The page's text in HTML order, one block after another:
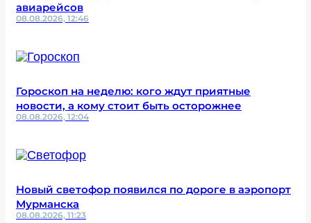
авиарейсов
08.08.2026, 12:46
Гороскоп на неделю: кого ждут приятные
новости, а кому стоит быть осторожнее
08.08.2026, 12:04
Новый светофор появился по дороге в аэропорт
Мурманска
08.08.2026, 11:23